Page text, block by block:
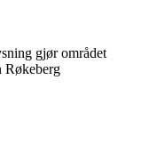
gjør området
Røkeberg